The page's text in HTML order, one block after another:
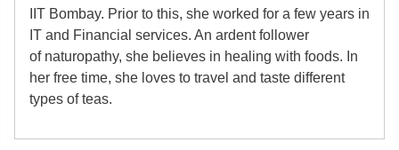
IIT Bombay. Prior to this, she worked for a few years in
IT and Financial services. An ardent follower
of naturopathy, she believes in healing with foods. In
her free time, she loves to travel and taste different
types of teas.